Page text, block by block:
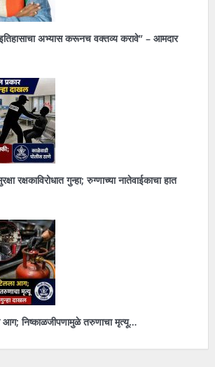
अभ्यास करूनच वक्तव्य करावे” – आमदार
रक्षकाविरोधात गुन्हा; रुग्णाच्या नातेवाईकाचा हात
आग; निष्काळजीपणामुळे तरुणाचा मृत्यू…